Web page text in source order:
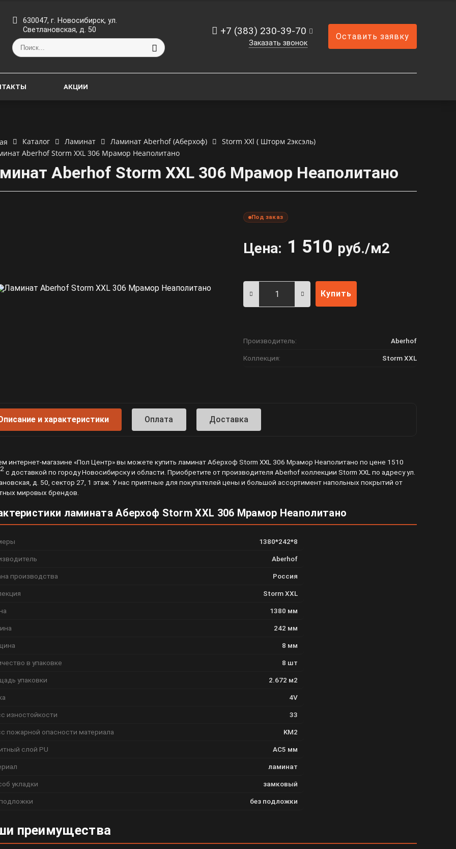
630047, г. Новосибирск, ул.
Светлановская, д. 50
+7 (383) 230-39-70
Заказать звонок
Оставить заявку
АКЦИИ
Каталог Ламинат Ламинат Aberhof (Аберхоф)
Storm XXl ( Шторм 2эксэль)
Aberhof Storm XXL 306 Мрамор Неаполитано
Aberhof Storm XXL 306 Мрамор Неаполитано
Под заказ
Цена: 1 510 руб./м2
Купить
Производитель: Aberhof
Коллекция: Storm XXL
и характеристики Оплата Доставка
интернет-магазине «Пол Центр» вы можете купить ламинат Аберхоф Storm XXL 306 Мрамор Неаполитано по цене 1510
2с доставкой по городу Новосибирску и области. Приобретите от производителя Aberhof коллекции Storm XXL по адресу ул.
д. 50, сектор 27, 1 этаж. У нас приятные для покупателей цены и большой ассортимент напольных покрытий от
мировых брендов.
ламината Аберхоф Storm XXL 306 Мрамор Неаполитано
1380*242*8
Aberhof
производства Россия
Storm XXL
1380 мм
242 мм
8 мм
в упаковке 8 шт
упаковки 2.672 м2
4V
изностойкости 33
пожарной опасности материала KM2
слой PU AC5 мм
ламинат
укладки замковый
без подложки
преимущества